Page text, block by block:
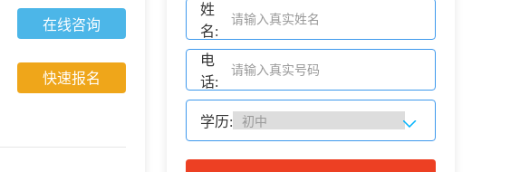
在线咨询
快速报名
姓
名:
电
话:
学历: